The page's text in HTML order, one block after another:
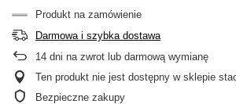
Produkt na zamówienie
Darmowa i szybka dostawa
14 dni na zwrot lub darmową wymianę
Ten produkt nie jest dostępny w sklepie
Bezpieczne zakupy